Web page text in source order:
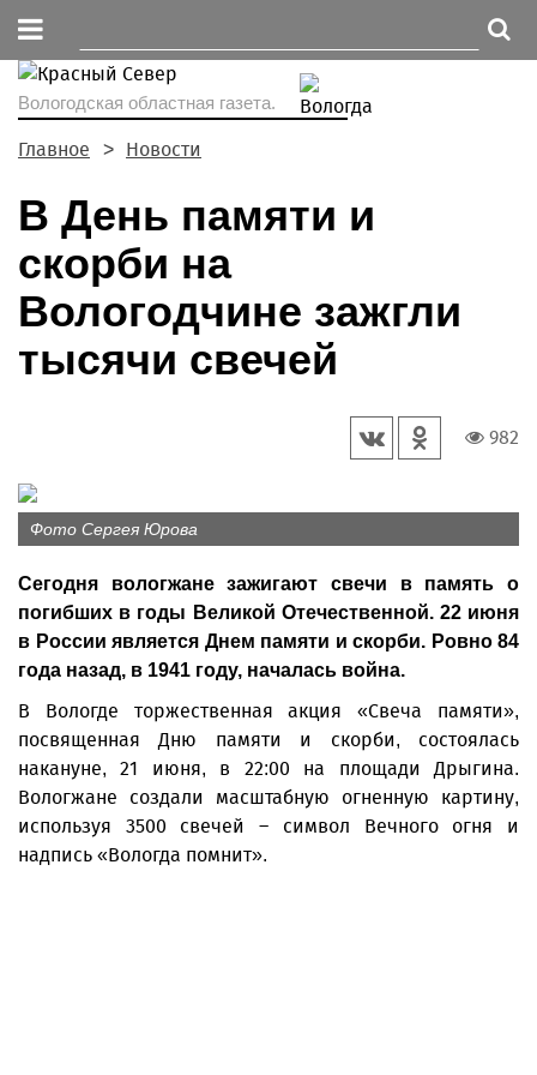
Вологодская областная газета.
Главное Новости
В День памяти и
скорби на
Вологодчине зажгли
тысячи свечей
982
Фото Сергея Юрова
Сегодня вологжане зажигают свечи в память о
погибших в годы Великой Отечественной. 22 июня
в России является Днем памяти и скорби. Ровно 84
года назад, в 1941 году, началась война.
В Вологде торжественная акция «Свеча памяти»,
посвященная Дню памяти и скорби, состоялась
накануне, 21 июня, в 22:00 на площади Дрыгина.
Вологжане создали масштабную огненную картину,
используя 3500 свечей – символ Вечного огня и
надпись «Вологда помнит».